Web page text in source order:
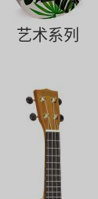
艺术系列